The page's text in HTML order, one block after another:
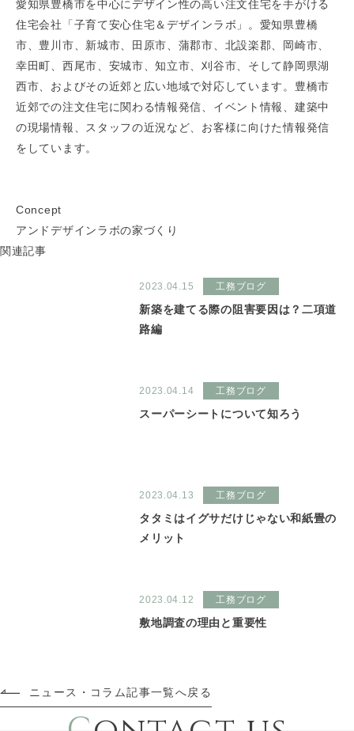
愛知県豊橋市を中心にデザイン性の高い注文住宅を手がける
住宅会社「子育て安心住宅＆デザインラボ」。愛知県豊橋
市、豊川市、新城市、田原市、蒲郡市、北設楽郡、岡崎市、
幸田町、西尾市、安城市、知立市、刈谷市、そして静岡県湖
西市、およびその近郊と広い地域で対応しています。豊橋市
近郊での注文住宅に関わる情報発信、イベント情報、建築中
の現場情報、スタッフの近況など、お客様に向けた情報発信
をしています。
Concept
アンドデザインラボの家づくり
関連記事
2023.04.15 工務ブログ
新築を建てる際の阻害要因は？二項道
路編
2023.04.14 工務ブログ
スーパーシートについて知ろう
2023.04.13 工務ブログ
タタミはイグサだけじゃない和紙畳の
メリット
2023.04.12 工務ブログ
敷地調査の理由と重要性
ニュース・コラム記事一覧へ戻る